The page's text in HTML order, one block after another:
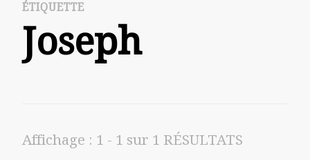
ÉTIQUETTE
Joseph
Affichage : 1 - 1 sur 1 RÉSULTATS